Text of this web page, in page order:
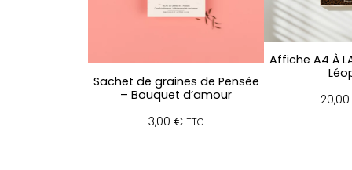
Sachet de graines de Pensée
– Bouquet d’amour
3,00 € TTC
Affiche A4 À LA
20,00